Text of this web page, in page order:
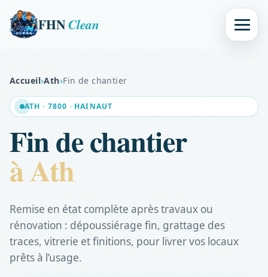
FHNClean
Accueil›Ath›Fin de chantier
ATH · 7800 · HAINAUT
Fin de chantier
à Ath
Remise en état complète après travaux ou
rénovation : dépoussiérage fin, grattage des
traces, vitrerie et finitions, pour livrer vos locaux
prêts à l’usage.